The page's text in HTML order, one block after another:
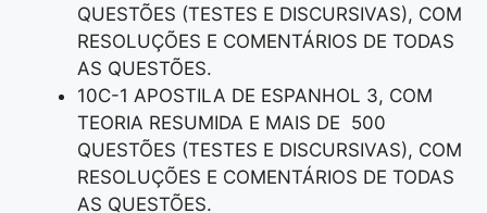
QUESTÕES (TESTES E DISCURSIVAS), COM
RESOLUÇÕES E COMENTÁRIOS DE TODAS
AS QUESTÕES.
10C-1 APOSTILA DE ESPANHOL 3, COM
TEORIA RESUMIDA E MAIS DE 500
QUESTÕES (TESTES E DISCURSIVAS), COM
RESOLUÇÕES E COMENTÁRIOS DE TODAS
AS QUESTÕES.